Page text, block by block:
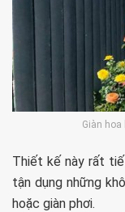
Giàn hoa
Thiết kế này rất
tận dụng những
hoặc giàn phơi.